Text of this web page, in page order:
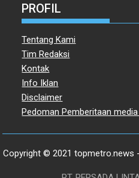
PROFIL
Tentang Kami
Tim Redaksi
Kontak
Info Iklan
Disclaimer
Pedoman Pemberitaan
Copyright © 2021 topmetro.news